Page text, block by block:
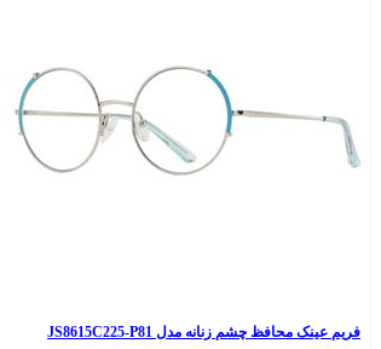
فریم عینک محافظ چشم زنانه مدل JS8615C225-P81